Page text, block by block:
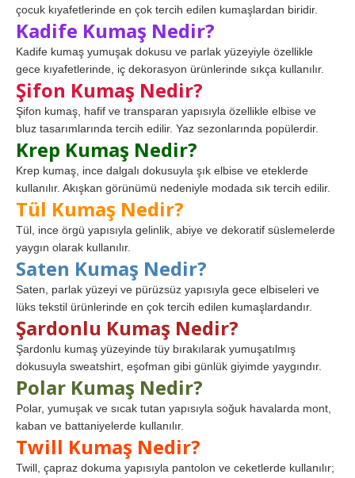
çocuk kıyafetlerinde en çok tercih edilen kumaşlardan biridir.
Kadife Kumaş Nedir?
Kadife kumaş yumuşak dokusu ve parlak yüzeyiyle özellikle
gece kıyafetlerinde, iç dekorasyon ürünlerinde sıkça kullanılır.
Şifon Kumaş Nedir?
Şifon kumaş, hafif ve transparan yapısıyla özellikle elbise ve
bluz tasarımlarında tercih edilir. Yaz sezonlarında popülerdir.
Krep Kumaş Nedir?
Krep kumaş, ince dalgalı dokusuyla şık elbise ve eteklerde
kullanılır. Akışkan görünümü nedeniyle modada sık tercih edilir.
Tül Kumaş Nedir?
Tül, ince örgü yapısıyla gelinlik, abiye ve dekoratif süslemelerde
yaygın olarak kullanılır.
Saten Kumaş Nedir?
Saten, parlak yüzeyi ve pürüzsüz yapısıyla gece elbiseleri ve
lüks tekstil ürünlerinde en çok tercih edilen kumaşlardandır.
Şardonlu Kumaş Nedir?
Şardonlu kumaş yüzeyinde tüy bırakılarak yumuşatılmış
dokusuyla sweatshirt, eşofman gibi günlük giyimde yaygındır.
Polar Kumaş Nedir?
Polar, yumuşak ve sıcak tutan yapısıyla soğuk havalarda mont,
kaban ve battaniyelerde kullanılır.
Twill Kumaş Nedir?
Twill, çapraz dokuma yapısıyla pantolon ve ceketlerde kullanılır;